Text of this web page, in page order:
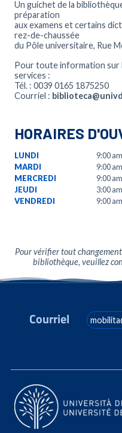
Un guichet de la
préparation
aux examens et certains
rez-de-chaussée
du Pôle universitaire, Rue
Pour toute information sur
services :
Tél. : 0039 0165 1875250
Courriel :
HORAIRES
LUNDI 9:00 am
MARDI
9:00 am
MERCREDI
9:00 am
JEUDI
3:00 am
VENDREDI
9:00 am
Pour vérifier tout changement
bibliothèque, veuillez
Courriel